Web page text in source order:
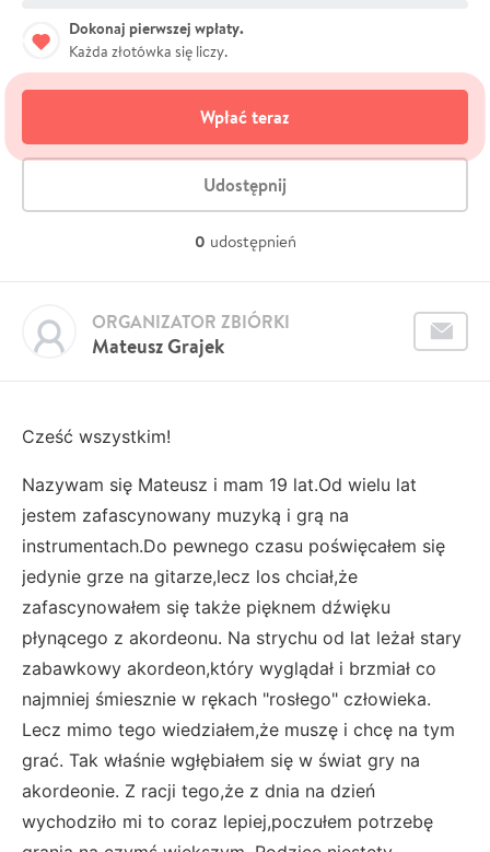
Dokonaj pierwszej wpłaty.
Każda złotówka się liczy.
Wpłać teraz
Udostępnij
0 udostępnień
Mateusz Grajek
ORGANIZATOR ZBIÓRKI
Cześć wszystkim!
Nazywam się Mateusz i mam 19 lat.Od wielu lat
jestem zafascynowany muzyką i grą na
instrumentach.Do pewnego czasu poświęcałem się
jedynie grze na gitarze,lecz los chciał,że
zafascynowałem się także pięknem dźwięku
płynącego z akordeonu. Na strychu od lat leżał stary
zabawkowy akordeon,który wyglądał i brzmiał co
najmniej śmiesznie w rękach "rosłego" człowieka.
Lecz mimo tego wiedziałem,że muszę i chcę na tym
grać. Tak właśnie wgłębiałem się w świat gry na
akordeonie. Z racji tego,że z dnia na dzień
wychodziło mi to coraz lepiej,poczułem potrzebę